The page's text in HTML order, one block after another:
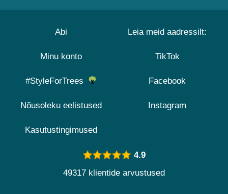
Abi
Minu konto
#StyleForTrees
Nõusoleku eelistused
Kasutustingimused
Leia meid aadressilt:
TikTok
Facebook
Instagram
4.9
49317 klientide arvustused